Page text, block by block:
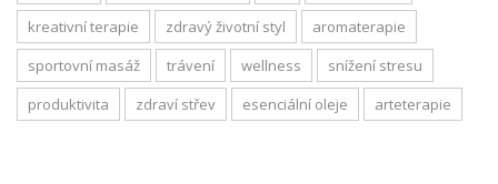
kreativní terapie
zdravý životní styl
aromaterapie
sportovní masáž
trávení wellness
snížení stresu
produktivita
zdraví střev esenciální oleje arteterapie